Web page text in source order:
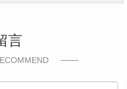
言